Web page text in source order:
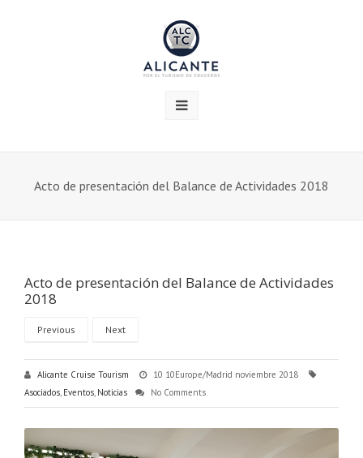
Acto de presentación del Balance de Actividades 2018
Acto de presentación del Balance de Actividades
2018
Previous Next
Alicante Cruise Tourism
10 10Europe/Madrid noviembre 2018
Asociados, Eventos, Noticias No Comments